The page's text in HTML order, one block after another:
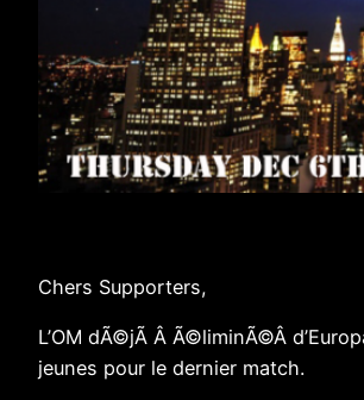
Chers Supporters,
L’OM dÃ©jÃ Â Ã©liminÃ©Â
jeunes pour le dernier match.